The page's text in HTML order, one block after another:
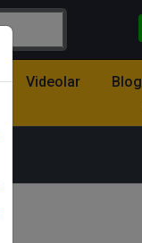
Videolar Blog